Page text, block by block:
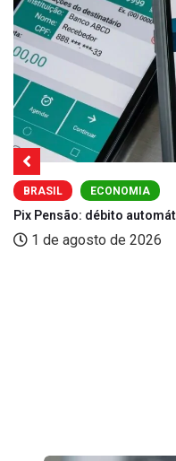
BRASIL ECONOMIA
Pix Pensão: débito
1 de agosto de 2026